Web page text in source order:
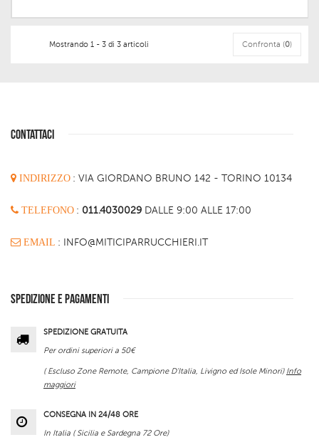
Mostrando 1 - 3 di 3 articoli Confronta (0)
CONTATTACI
INDIRIZZO : VIA GIORDANO BRUNO 142 - TORINO 10134
TELEFONO : 011.4030029 DALLE 9:00 ALLE 17:00
EMAIL : INFO@MITICIPARRUCCHIERI.IT
SPEDIZIONE E PAGAMENTI
SPEDIZIONE GRATUITA
Per ordini superiori a 50€
( Escluso Zone Remote, Campione D'Italia, Livigno ed Isole Minori) Info
maggiori
CONSEGNA IN 24/48 ORE
In Italia ( Sicilia e Sardegna 72 Ore)